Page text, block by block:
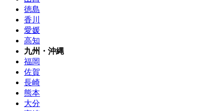
徳島
香川
愛媛
高知
九州・沖縄
福岡
佐賀
長崎
熊本
大分